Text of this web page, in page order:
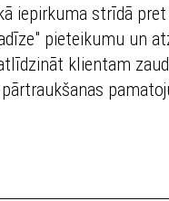
iepirkuma strīdā pret
pieteikumu un
klientam